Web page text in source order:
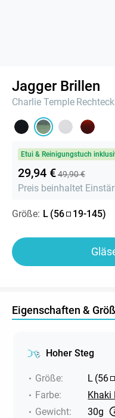
Jagger Brillen
Charlie Temple
Etui & Reinigungstuch
29,94 €49,90 €
Preis beinhaltet
Größe: L (56 19-145)
Eigenschaften &
Hoher Steg
Größe: L (56
Farbe:
Khaki
Gewicht:
30g